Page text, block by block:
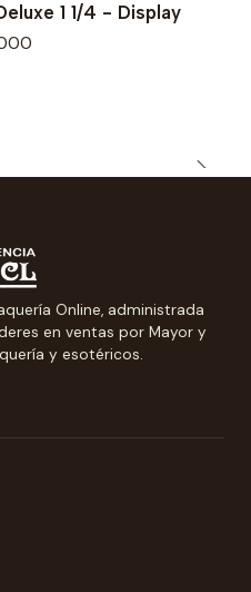
1 1/4 - Display
Online, administrada
en ventas por Mayor y
y esotéricos.